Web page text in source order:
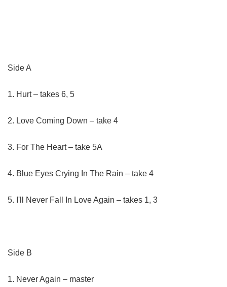
Side A
1. Hurt – takes 6, 5
2. Love Coming Down – take 4
3. For The Heart – take 5A
4. Blue Eyes Crying In The Rain – take 4
5. I'll Never Fall In Love Again – takes 1, 3
Side B
1. Never Again – master